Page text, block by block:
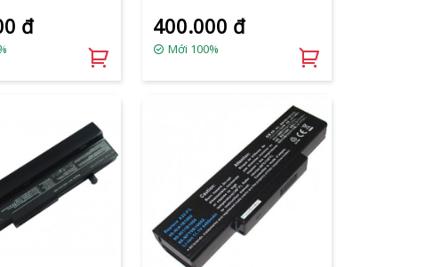
đ 400.000 đ
Mới 100%